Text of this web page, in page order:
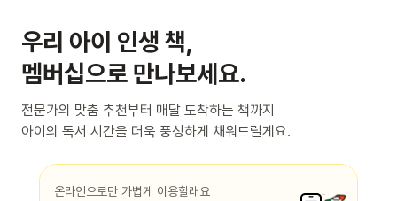
우리 아이 인생 책,
멤버십으로 만나보세요.
전문가의 맞춤 추천부터 매달 도착하는 책까지
아이의 독서 시간을 더욱 풍성하게 채워드릴게요.
온라인으로만 가볍게 이용할래요